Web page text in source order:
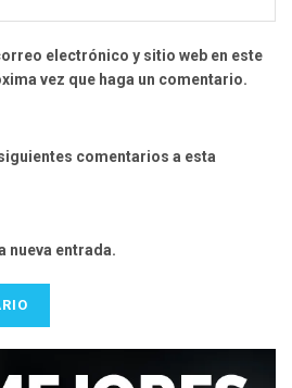
electrónico y sitio web en este
vez que haga un comentario.
comentarios a esta
nueva entrada.